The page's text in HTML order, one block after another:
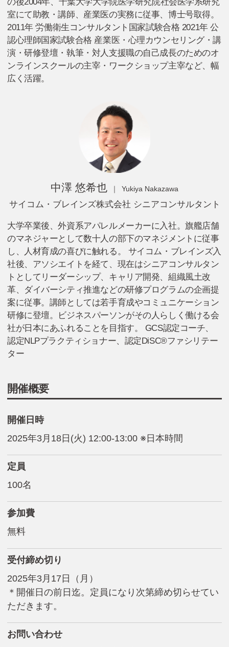
室にて助教・講師、産業医の実務に従事、博士号取得。
2011年 労働衛生コンサルタント国家試験合格 2021年 公
認心理師国家試験合格 産業医・心理カウンセリング・講
演・研修登壇・執筆・対人支援職の自己成長のためのオ
ンラインスクールの主宰・ワークショップ主宰など、幅
広く活躍。
中澤 悠希也 Yukiya Nakazawa
サイコム・ブレインズ株式会社 シニアコンサルタント
大学卒業後、外資系アパレルメーカーに入社。旗艦店舗
のマネジャーとして数十人の部下のマネジメントに従事
し、人材育成の喜びに触れる。 サイコム・ブレインズ入
社後、アソシエイトを経て、現在はシニアコンサルタン
トとしてリーダーシップ、キャリア開発、組織風土改
革、ダイバーシティ推進などの研修プログラムの企画提
案に従事。講師としては若手育成やコミュニケーション
研修に登壇。ビジネスパーソンがその人らしく働ける会
社が日本にあふれることを目指す。 GCS認定コーチ、
認定NLPプラクティショナー、認定DiSC®ファシリテー
ター
開催概要
開催日時
2025年3月18日(火) 12:00-13:00 ※日本時間
定員
100名
参加費
無料
受付締め切り
2025年3月17日（月）
＊開催日の前日迄。定員になり次第締め切らせてい
ただきます。
お問い合わせ